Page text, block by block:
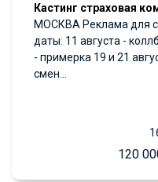
Кастинг страховая
МОСКВА Реклама для
даты: 11 августа -
- примерка 19 и 21
смен...
120